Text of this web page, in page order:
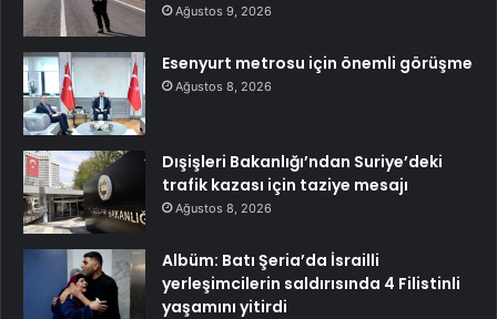
Ağustos 9, 2026
Esenyurt metrosu için önemli görüşme
Ağustos 8, 2026
Dışişleri Bakanlığı’ndan Suriye’deki
trafik kazası için taziye mesajı
Ağustos 8, 2026
Albüm: Batı Şeria’da İsrailli
yerleşimcilerin saldırısında 4 Filistinli
yaşamını yitirdi